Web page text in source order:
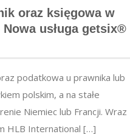
oraz księgowa w
usługa getsix®
podatkowa u prawnika lub
polskim, a na stałe
Niemiec lub Francji. Wraz
HLB International […]